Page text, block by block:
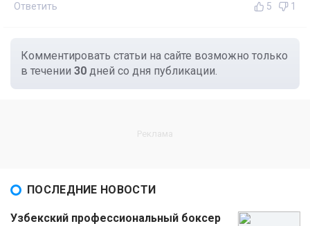
Ответить 5 1
Комментировать статьи на сайте возможно только
в течении 30 дней со дня публикации.
ПОСЛЕДНИЕ НОВОСТИ
Узбекский профессиональный боксер